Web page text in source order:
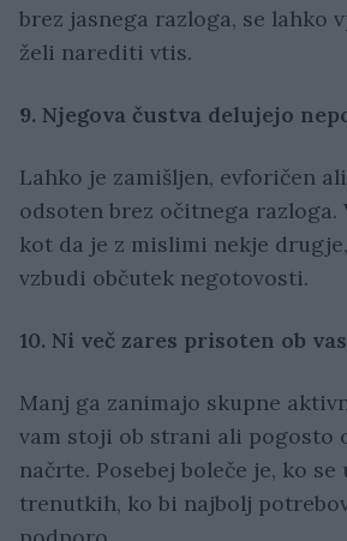
brez jasnega razloga, se lahko
želi narediti vtis.
9. Njegova čustva delujejo
Lahko je zamišljen, evforičen
odsoten brez očitnega razloga.
kot da je z mislimi nekje
vzbudi občutek negotovosti.
10. Ni več zares prisoten ob vas
Manj ga zanimajo skupne
vam stoji ob strani ali pogosto
načrte. Posebej boleče je, ko
trenutkih, ko bi najbolj